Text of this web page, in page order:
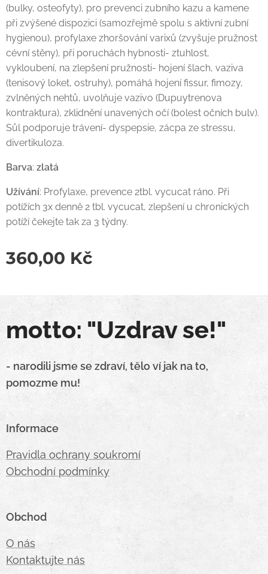
(bulky, osteofyty), pro prevenci zubního kazu a kamene
při zvýšené dispozici (samozřejmě spolu s aktivní zubní
hygienou), profylaxe zhoršování varixů (zvyšuje pružnost
cévní stěny), při poruchách hybnosti- ztuhlost,
vykloubení, na zlepšení pružnosti- hojení šlach, vaziva
(tenisový loket, ostruhy), pomáhá hojení fissur, fimozy,
zvlněných nehtů, uvolňuje vazivo (Dupuytrenova
kontraktura), zklidnění unavených očí (bolest očních bulv).
Sůl podporuje trávení- dyspepsie, zácpa ze stressu,
divertikuloza.
Barva: zlatá
Užívání: Profylaxe, prevence 2tbl. vycucat ráno. Při
potížích 3x denně 2 tbl. vycucat, zlepšení u chronických
potíží čekejte tak za 3 týdny.
360,00 Kč
motto: "Uzdrav se!"
- narodili jsme se zdraví, tělo ví jak na to,
pomozme mu!
Informace
Pravidla ochrany soukromí
Obchodní podmínky
Obchod
O nás
Kontaktujte nás